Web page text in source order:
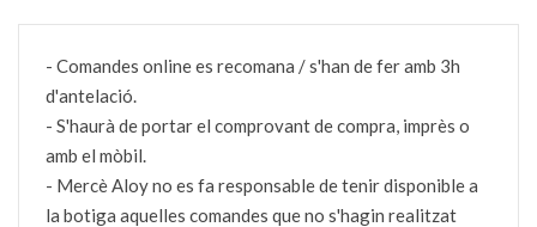
- Comandes online es recomana / s'han de fer amb 3h
d'antelació.
- S'haurà de portar el comprovant de compra, imprès o
amb el mòbil.
- Mercè Aloy no es fa responsable de tenir disponible a
la botiga aquelles comandes que no s'hagin realitzat